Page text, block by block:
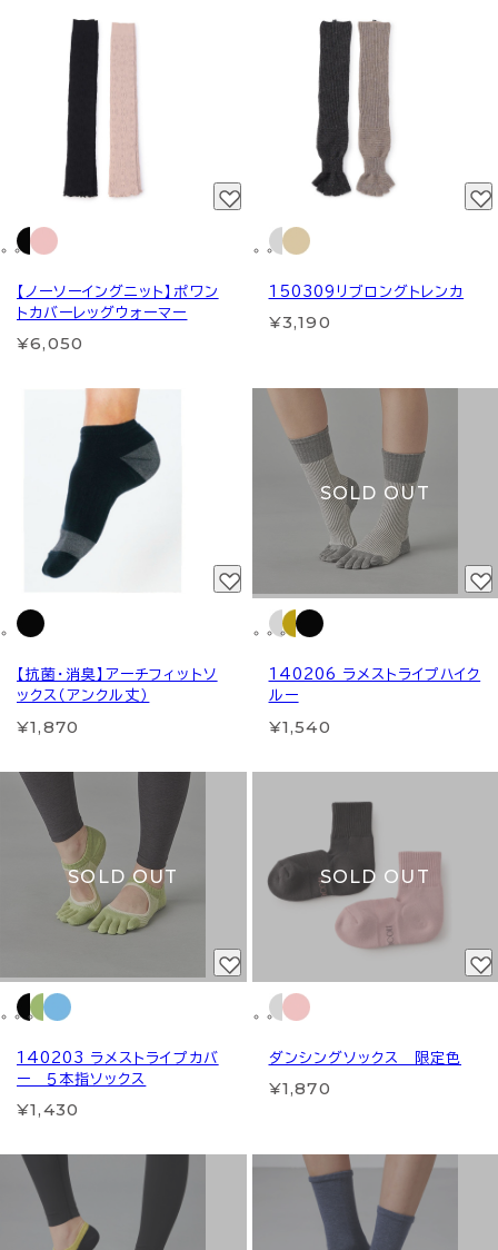
【ノーソーイングニット】ポワン
トカバーレッグウォーマー
¥6,050
150309リブロングトレンカ
¥3,190
【抗菌・消臭】アーチフィットソ
ックス（アンクル丈）
¥1,870
SOLD OUT
140206 ラメストライプハイク
ルー
¥1,540
SOLD OUT
140203 ラメストライプカバ
ー ５本指ソックス
¥1,430
SOLD OUT
ダンシングソックス 限定色
¥1,870